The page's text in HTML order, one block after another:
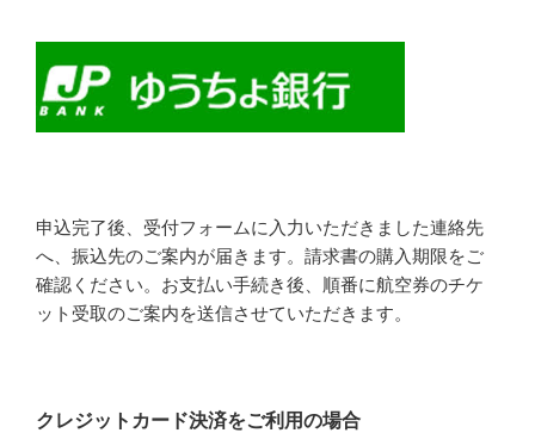
申込完了後、受付フォームに入力いただきました連絡先
へ、振込先のご案内が届きます。請求書の購入期限をご
確認ください。お支払い手続き後、順番に航空券のチケ
ット受取のご案内を送信させていただきます。
クレジットカード決済をご利用の場合